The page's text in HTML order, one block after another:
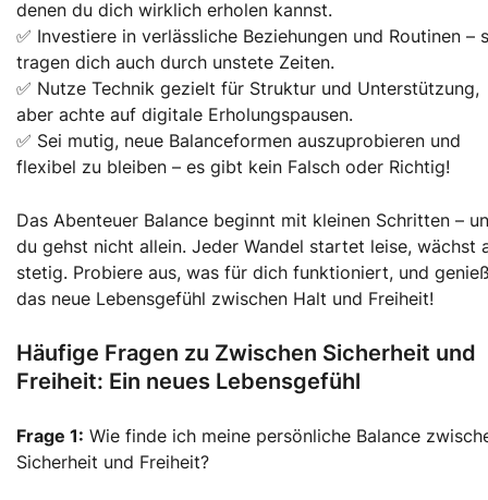
denen du dich wirklich erholen kannst.
✅ Investiere in verlässliche Beziehungen und Routinen –
tragen dich auch durch unstete Zeiten.
✅ Nutze Technik gezielt für Struktur und Unterstützung,
aber achte auf digitale Erholungspausen.
✅ Sei mutig, neue Balanceformen auszuprobieren und
flexibel zu bleiben – es gibt kein Falsch oder Richtig!
Das Abenteuer Balance beginnt mit kleinen Schritten –
du gehst nicht allein. Jeder Wandel startet leise, wächst
stetig. Probiere aus, was für dich funktioniert, und
das neue Lebensgefühl zwischen Halt und Freiheit!
Häufige Fragen zu Zwischen Sicherheit und
Freiheit: Ein neues Lebensgefühl
Frage 1: Wie finde ich meine persönliche Balance
Sicherheit und Freiheit?